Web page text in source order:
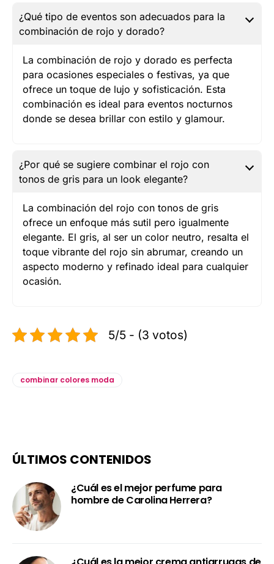
¿Qué tipo de eventos son adecuados para la
combinación de rojo y dorado?
La combinación de rojo y dorado es perfecta
para ocasiones especiales o festivas, ya que
ofrece un toque de lujo y sofisticación. Esta
combinación es ideal para eventos nocturnos
donde se desea brillar con estilo y glamour.
¿Por qué se sugiere combinar el rojo con
tonos de gris para un look elegante?
La combinación del rojo con tonos de gris
ofrece un enfoque más sutil pero igualmente
elegante. El gris, al ser un color neutro, resalta el
toque vibrante del rojo sin abrumar, creando un
aspecto moderno y refinado ideal para cualquier
ocasión.
5/5 - (3 votos)
combinar colores moda
ÚLTIMOS CONTENIDOS
¿Cuál es el mejor perfume para
hombre de Carolina Herrera?